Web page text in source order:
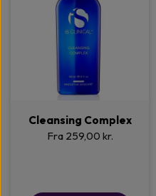
Cleansing Complex
Fra 259,00 kr.